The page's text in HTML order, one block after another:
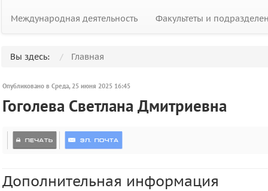
Международная деятельность Факультеты и
Вы здесь: Главная
Опубликовано в Среда, 25 июня 2025 16:45
Гоголева Светлана Дмитриевна
Дополнительная информация